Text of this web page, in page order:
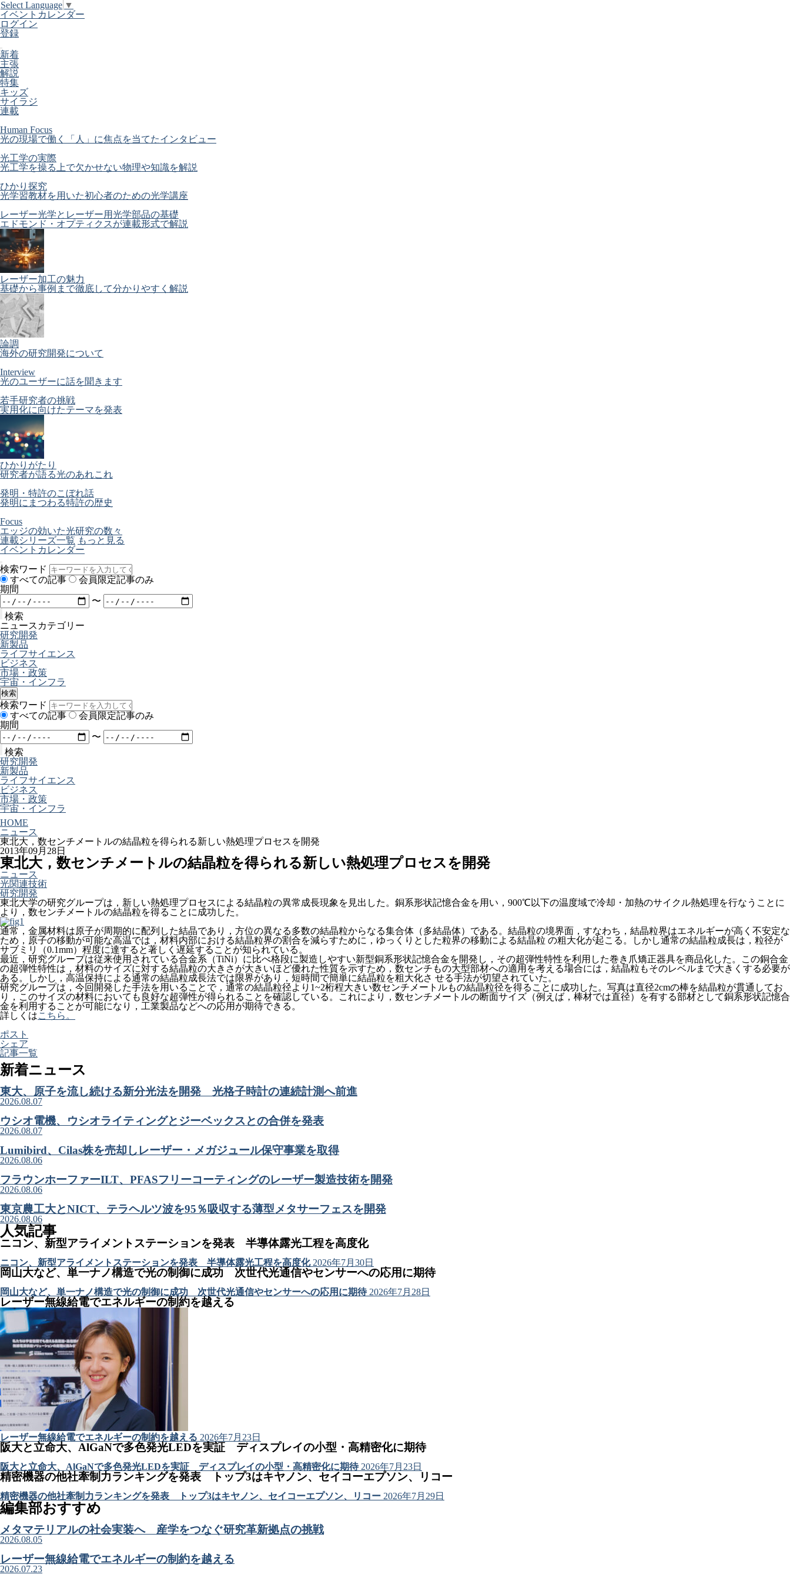
Select Language ▼
イベントカレンダー
ログイン
登録
新着
主張
解説
特集
キッズ
サイラジ
連載
Human Focus
光の現場で働く「人」に焦点を当てたインタビュー
光工学の実際
光工学を操る上で欠かせない物理や知識を解説
ひかり探究
光学習教材を用いた初心者のための光学講座
レーザー光学とレーザー用光学部品の基礎
エドモンド・オプティクスが連載形式で解説
レーザー加工の魅力
基礎から事例まで徹底して分かりやすく解説
論調
海外の研究開発について
Interview
光のユーザーに話を聞きます
若手研究者の挑戦
実用化に向けたテーマを発表
ひかりがたり
研究者が語る光のあれこれ
発明・特許のこぼれ話
発明にまつわる特許の歴史
Focus
エッジの効いた光研究の数々
連載シリーズ一覧 もっと見る
イベントカレンダー
検索ワード
すべての記事
会員限定記事のみ
期間
〜
検索
ニュースカテゴリー
研究開発
新製品
ライフサイエンス
ビジネス
市場・政策
宇宙・インフラ
検索
検索ワード
すべての記事
会員限定記事のみ
期間
〜
検索
研究開発
新製品
ライフサイエンス
ビジネス
市場・政策
宇宙・インフラ
HOME
ニュース
東北大，数センチメートルの結晶粒を得られる新しい熱処理プロセスを開発
2013年09月28日
東北大，数センチメートルの結晶粒を得られる新しい熱処理プロセスを開発
ニュース
光関連技術
研究開発
東北大学の研究グループは，新しい熱処理プロセスによる結晶粒の異常成長現象を見出した。銅系形状記憶合金を用い，900℃以下の温度域で冷却・加熱のサイクル熱処理を行なうことに
より，数センチメートルの結晶粒を得ることに成功した。
通常，金属材料は原子が周期的に配列した結晶であり，方位の異なる多数の結晶粒からなる集合体（多結晶体）である。結晶粒の境界面，すなわち，結晶粒界はエネルギーが高く不安定な
ため，原子の移動が可能な高温では，材料内部における結晶粒界の割合を減らすために，ゆっくりとした粒界の移動による結晶粒 の粗大化が起こる。しかし通常の結晶粒成長は，粒径が
サブミリ（0.1mm）程度に達すると著しく遅延することが知られている。
最近，研究グループは従来使用されている合金系（TiNi）に比べ格段に製造しやすい新型銅系形状記憶合金を開発し，その超弾性特性を利用した巻き爪矯正器具を商品化した。この銅合金
の超弾性特性は，材料のサイズに対する結晶粒の大きさが大きいほど優れた性質を示すため，数センチもの大型部材への適用を考える場合には，結晶粒もそのレベルまで大きくする必要が
ある。しかし，高温保持による通常の結晶粒成長法では限界があり，短時間で簡単に結晶粒を粗大化さ せる手法が切望されていた。
研究グループは，今回開発した手法を用いることで，通常の結晶粒径より1~2桁程大きい数センチメートルもの結晶粒径を得ることに成功した。写真は直径2cmの棒を結晶粒が貫通してお
り，このサイズの材料においても良好な超弾性が得られることを確認している。これにより，数センチメートルの断面サイズ（例えば，棒材では直径）を有する部材として銅系形状記憶合
金を利用することが可能になり，工業製品などへの応用が期待できる。
詳しくはこちら。
ポスト
シェア
記事一覧
新着ニュース
東大、原子を流し続ける新分光法を開発 光格子時計の連続計測へ前進
2026.08.07
ウシオ電機、ウシオライティングとジーベックスとの合併を発表
2026.08.07
Lumibird、Cilas株を売却しレーザー・メガジュール保守事業を取得
2026.08.06
フラウンホーファーILT、PFASフリーコーティングのレーザー製造技術を開発
2026.08.06
東京農工大とNICT、テラヘルツ波を95％吸収する薄型メタサーフェスを開発
2026.08.06
人気記事
ニコン、新型アライメントステーションを発表 半導体露光工程を高度化
ニコン、新型アライメントステーションを発表 半導体露光工程を高度化 2026年7月30日
岡山大など、単一ナノ構造で光の制御に成功 次世代光通信やセンサーへの応用に期待
岡山大など、単一ナノ構造で光の制御に成功 次世代光通信やセンサーへの応用に期待 2026年7月28日
レーザー無線給電でエネルギーの制約を越える
レーザー無線給電でエネルギーの制約を越える 2026年7月23日
阪大と立命大、AlGaNで多色発光LEDを実証 ディスプレイの小型・高精密化に期待
阪大と立命大、AlGaNで多色発光LEDを実証 ディスプレイの小型・高精密化に期待 2026年7月23日
精密機器の他社牽制力ランキングを発表 トップ3はキヤノン、セイコーエプソン、リコー
精密機器の他社牽制力ランキングを発表 トップ3はキヤノン、セイコーエプソン、リコー 2026年7月29日
編集部おすすめ
メタマテリアルの社会実装へ 産学をつなぐ研究革新拠点の挑戦
2026.08.05
レーザー無線給電でエネルギーの制約を越える
2026.07.23